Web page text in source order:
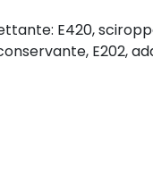
E420,
E202,